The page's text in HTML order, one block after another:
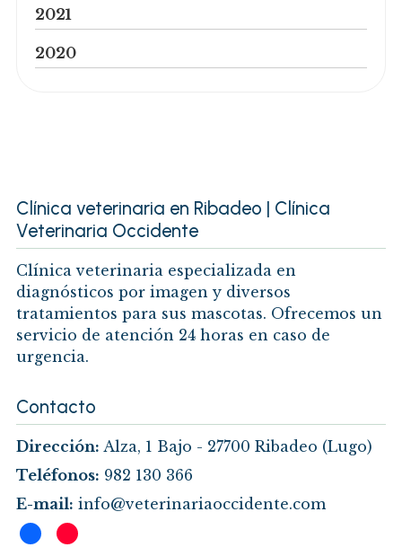
2021
2020
Clínica veterinaria en Ribadeo | Clínica
Veterinaria Occidente
Clínica veterinaria especializada en
diagnósticos por imagen y diversos
tratamientos para sus mascotas. Ofrecemos un
servicio de atención 24 horas en caso de
urgencia.
Contacto
Dirección: Alza, 1 Bajo - 27700 Ribadeo (Lugo)
Teléfonos: 982 130 366
E-mail: info@veterinariaoccidente.com